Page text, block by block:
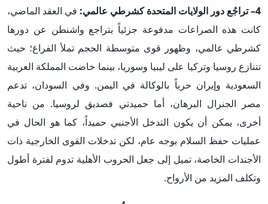
4– تراجُع دور الولايات المتحدة كشرطي عالمي:
في العقد الماضي،
كانت هذه الصراعات مدفوعة جزئياً بتراجع واشنطن عن دورها
كشرطي عالمي، وظهور قوى متوسطة الحجم تملأ الفراغ؛ حيث
تتنازع روسيا وتركيا على ليبيا وسوريا، بينما خاضت المملكة العربية
السعودية وإيران حرباً بالوكالة في اليمن. وفي السودان، تدعم
مصر الجنرال البرهان، أما حميدتي فصديق لروسيا. من ناحية
أخرى، يمكن أن يكون التدخل الأجنبي حميداً، كما هو الحال في
عمليات حفظ السلام بوجه عام، لكن تدخلات القوى الخارجية ذات
الأجندات الخاصة، تميل إلى جعل الحروب الأهلية تدوم لفترة أطول
وتكلف المزيد من الأرواح.